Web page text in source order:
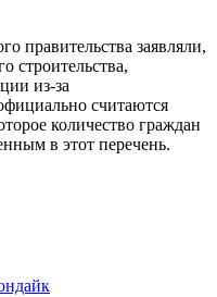
правительства заявляли,
строительства,
из-за
считаются
количество граждан
в этот перечень.